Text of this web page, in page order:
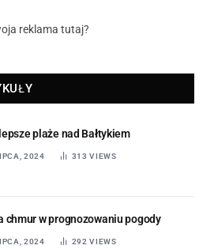
reklama tutaj?
plaże nad Bałtykiem
2024 313VIEWS
chmur w prognozowaniu pogody
2024 292VIEWS